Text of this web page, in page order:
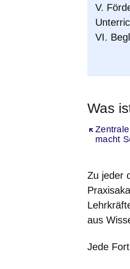
V.
VI.
Was
macht
Öffnet
Zu jeder
aus
Jede